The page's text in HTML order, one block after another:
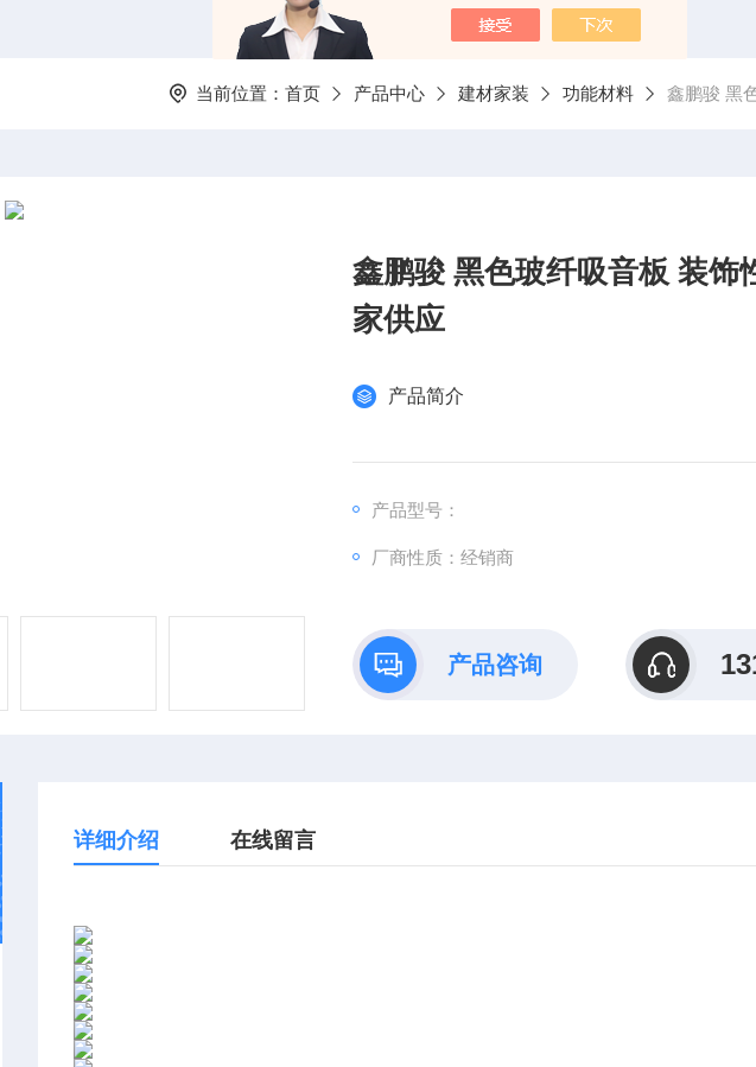
当前位置： 首页 产品中心 建材家装 功能材料 鑫鹏骏 黑
鑫鹏骏 黑色玻纤吸音板 装饰
家供应
产品简介
产品型号：
厂商性质：经销商
产品咨询
详细介绍 在线留言